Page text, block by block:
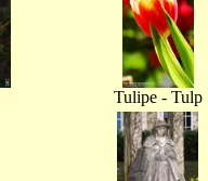
Tulipe - Tulp